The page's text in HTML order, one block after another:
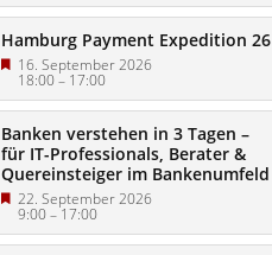
Hamburg Payment Expedition 26
16. September 2026
18:00– 17:00
Banken verstehen in 3 Tagen –
für IT-Professionals, Berater &
Quereinsteiger im Bankenumfeld
22. September 2026
9:00–17:00